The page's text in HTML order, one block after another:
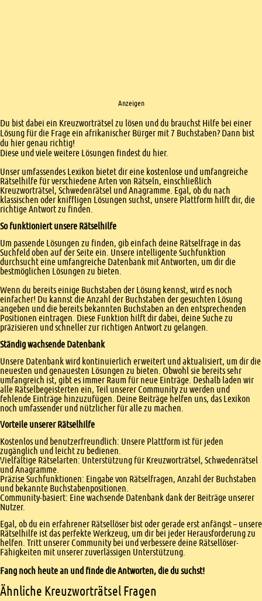
Anzeigen
Einleitung
Du bist dabei ein Kreuzworträtsel zu lösen und du brauchst Hilfe bei einer
Lösung für die Frage ein afrikanischer Bürger mit 7 Buchstaben? Dann bist
du hier genau richtig!
Diese und viele weitere Lösungen findest du hier.
Unser umfassendes Lexikon bietet dir eine kostenlose und umfangreiche
Rätselhilfe für verschiedene Arten von Rätseln, einschließlich
Kreuzworträtsel, Schwedenrätsel und Anagramme. Egal, ob du nach
klassischen oder kniffligen Lösungen suchst, unsere Plattform hilft dir, die
richtige Antwort zu finden.
So funktioniert unsere Rätselhilfe
Um passende Lösungen zu finden, gib einfach deine Rätselfrage in das
Suchfeld oben auf der Seite ein. Unsere intelligente Suchfunktion
durchsucht eine umfangreiche Datenbank mit Antworten, um dir die
bestmöglichen Lösungen zu bieten.
Wenn du bereits einige Buchstaben der Lösung kennst, wird es noch
einfacher! Du kannst die Anzahl der Buchstaben der gesuchten Lösung
angeben und die bereits bekannten Buchstaben an den entsprechenden
Positionen eintragen. Diese Funktion hilft dir dabei, deine Suche zu
präzisieren und schneller zur richtigen Antwort zu gelangen.
Ständig wachsende Datenbank
Unsere Datenbank wird kontinuierlich erweitert und aktualisiert, um dir die
neuesten und genauesten Lösungen zu bieten. Obwohl sie bereits sehr
umfangreich ist, gibt es immer Raum für neue Einträge. Deshalb laden wir
alle Rätselbegeisterten ein, Teil unserer Community zu werden und
fehlende Einträge hinzuzufügen. Deine Beiträge helfen uns, das Lexikon
noch umfassender und nützlicher für alle zu machen.
Vorteile unserer Rätselhilfe
Kostenlos und benutzerfreundlich: Unsere Plattform ist für jeden
zugänglich und leicht zu bedienen.
Vielfältige Rätselarten: Unterstützung für Kreuzworträtsel, Schwedenrätsel
und Anagramme.
Präzise Suchfunktionen: Eingabe von Rätselfragen, Anzahl der Buchstaben
und bekannte Buchstabenpositionen.
Community-basiert: Eine wachsende Datenbank dank der Beiträge unserer
Nutzer.
Egal, ob du ein erfahrener Rätsellöser bist oder gerade erst anfängst – unsere
Rätselhilfe ist das perfekte Werkzeug, um dir bei jeder Herausforderung zu
helfen. Tritt unserer Community bei und verbessere deine Rätsellöser-
Fähigkeiten mit unserer zuverlässigen Unterstützung.
Fang noch heute an und finde die Antworten, die du suchst!
Ähnliche Kreuzworträtsel Fragen